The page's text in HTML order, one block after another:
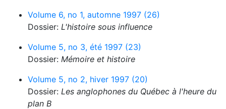
Volume 6, no 1, automne 1997 (26)
Dossier: L'histoire sous influence
Volume 5, no 3, été 1997 (23)
Dossier: Mémoire et histoire
Volume 5, no 2, hiver 1997 (20)
Dossier: Les anglophones du Québec à l'heure du
plan B